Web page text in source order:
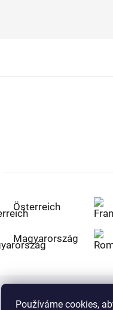
Používáme cookies,
Österreich
Magyarország